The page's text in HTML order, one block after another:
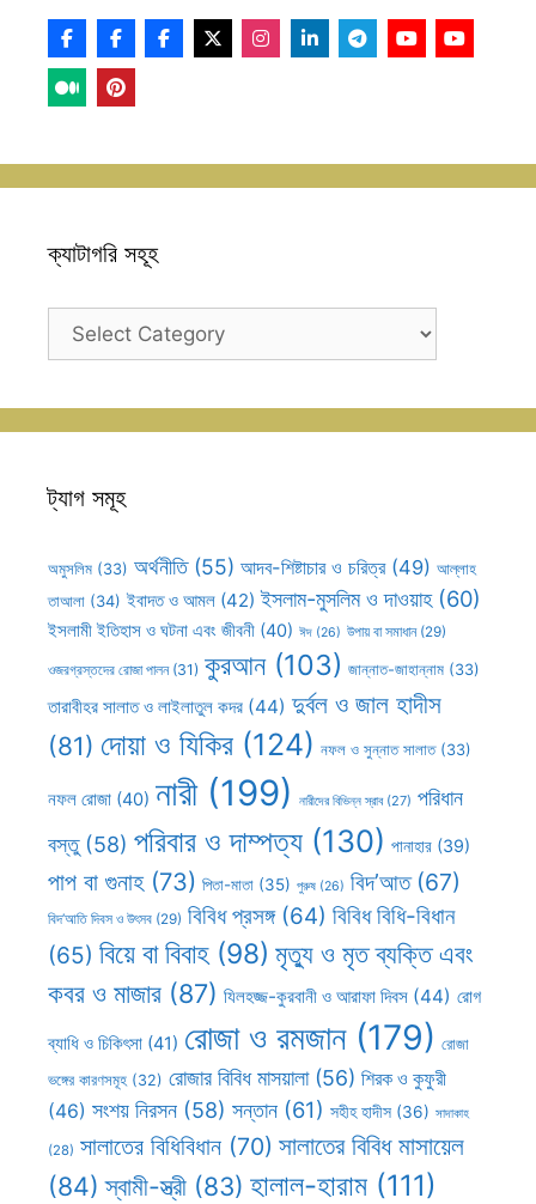
ক্যাটাগরি সহূহ
ক্যাটাগরি
ট্যাগ সমূহ
অমুসলিম (33) অর্থনীতি(55) আদব-শিষ্টাচার ও চরিত্র(49) আল্লাহ
তাআলা (34) ইবাদত ও আমল (42) ইসলাম-মুসলিম ও দাওয়াহ(60)
ইসলামী ইতিহাস ও ঘটনা এবং জীবনী (40) ঈদ (26) উপায় বা সমাধান(29)
ওজরগ্রস্তদের রোজা পালন(31) কুরআন(103) জান্নাত-জাহান্নাম (33)
তারাবীহর সালাত ও লাইলাতুল কদর (44) দুর্বল ও জাল হাদীস
(81) দোয়া ও যিকির (124) নফল ও সুন্নাত সালাত(33)
নফল রোজা (40) নারী(199) নারীদের বিভিন্ন স্রাব(27) পরিধান
বস্তু(58) পরিবার ও দাম্পত্য (130) পানাহার (39)
পাপ বা গুনাহ(73) পিতা-মাতা (35) পুরুষ (26) বিদ’আত(67)
বিদ’আতি দিবস ও উৎসব (29) বিবিধ প্রসঙ্গ(64) বিবিধ বিধি-বিধান
(65) বিয়ে বা বিবাহ (98) মৃত্যু ও মৃত ব্যক্তি এবং
কবর ও মাজার (87) যিলহজ্জ-কুরবানী ও আরাফা দিবস (44) রোগ
ব্যাধি ও চিকিৎসা (41) রোজা ও রমজান(179) রোজা
ভঙ্গের কারণসমূহ (32) রোজার বিবিধ মাসয়ালা(56) শিরক ও কুফুরী
(46) সংশয় নিরসন (58) সন্তান (61) সহীহ হাদীস (36) সাদাকাহ
(28) সালাতের বিধিবিধান (70) সালাতের বিবিধ মাসায়েল
(84) স্বামী-স্ত্রী (83) হালাল-হারাম (111)